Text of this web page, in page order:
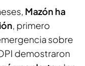
Mazón ha
, primero
sobre
demostraron